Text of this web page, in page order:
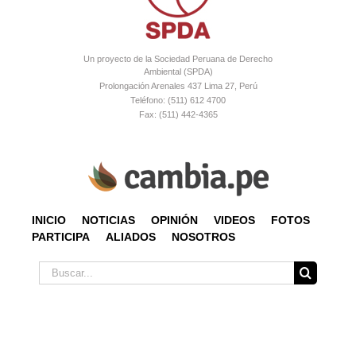
Un proyecto de la Sociedad Peruana de Derecho
Ambiental (SPDA)
Prolongación Arenales 437 Lima 27, Perú
Teléfono: (511) 612 4700
Fax: (511) 442-4365
INICIO NOTICIAS OPINIÓN VIDEOS
FOTOS
PARTICIPA
ALIADOS NOSOTROS
Buscar: